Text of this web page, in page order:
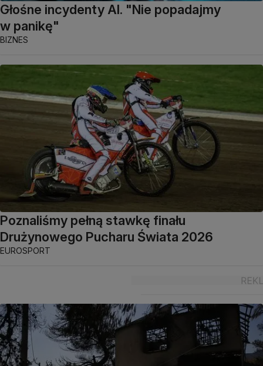
Głośne incydenty AI. "Nie popadajmy
w panikę"
BIZNES
Poznaliśmy pełną stawkę finału
Drużynowego Pucharu Świata 2026
EUROSPORT